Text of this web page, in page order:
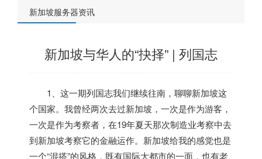
新加坡服务器资讯
新加坡与华人的“抉择” | 列国志
1、这一期列国志我们继续往南，聊聊新加坡这
个国家。我曾经两次去过新加坡 ，一次是作为游客，
一次是作为考察者，在19年夏天那次制造业考察中去
到新加坡考察它的金融运作。 新加坡给我的感觉也是
一个“混搭”的风格，既有国际大都市的一面，也有老